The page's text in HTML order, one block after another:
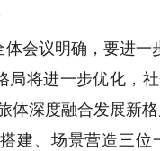
议明确，要进一步
局将进一步优化，
体深度融合发展新格
、场景营造三位